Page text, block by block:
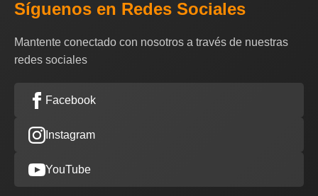
Síguenos en Redes Sociales
Mantente conectado con nosotros a través de nuestras
redes sociales
Facebook
Instagram
YouTube